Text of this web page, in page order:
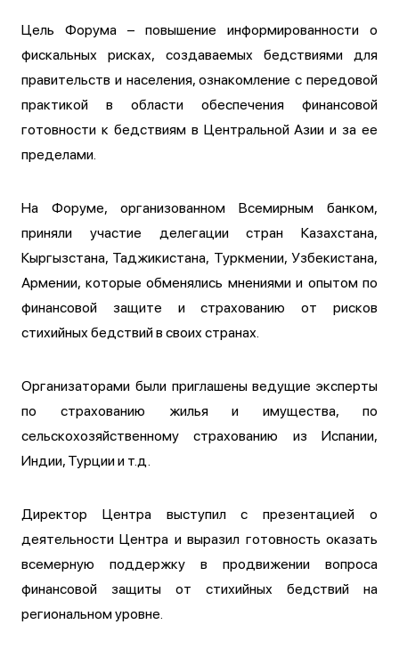
Цель Форума – повышение информированности о
фискальных рисках, создаваемых бедствиями для
правительств и населения, ознакомление с передовой
практикой в области обеспечения финансовой
готовности к бедствиям в Центральной Азии и за ее
пределами.
На Форуме, организованном Всемирным банком,
приняли участие делегации стран Казахстана,
Кыргызстана, Таджикистана, Туркмении, Узбекистана,
Армении, которые обменялись мнениями и опытом по
финансовой защите и страхованию от рисков
стихийных бедствий в своих странах.
Организаторами были приглашены ведущие эксперты
по страхованию жилья и имущества, по
сельскохозяйственному страхованию из Испании,
Индии, Турции и т.д.
Директор Центра выступил с презентацией о
деятельности Центра и выразил готовность оказать
всемерную поддержку в продвижении вопроса
финансовой защиты от стихийных бедствий на
региональном уровне.